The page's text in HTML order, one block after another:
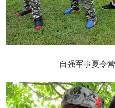
自强军事夏令